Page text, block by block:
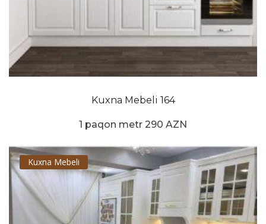
Kuxna Mebeli 164
1 paqon metr 290 AZN
Kuxna Mebeli